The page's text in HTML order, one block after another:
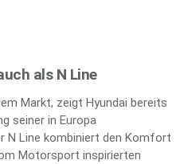
als N Line
Markt, zeigt Hyundai bereits
seiner in Europa
N Line kombiniert den Komfort
Motorsport inspirierten